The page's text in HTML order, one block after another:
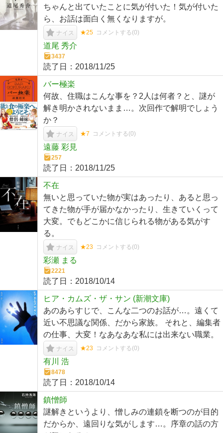
ちゃんと出ていたことに気が付いた！気が付いた
ら、お話は面白く無くなりますが。
ナイス ★25 コメントする(0)
道尾 秀介
3437
読了日： 2018/11/25
バー極楽
何故、住職はこんな事を？2人は何者？と、謎が
解き明かされないまま…。次回作で解明でしょう
か？
ナイス ★7 コメントする(0)
遠藤 彩見
257
読了日： 2018/11/25
不在
無いと思っていた物が実はあったり、あると思っ
てきた物が手が届かなかったり、生きていくって
大変。でもどこかに信じられる物がある気がす
る。
ナイス ★23 コメントする(0)
彩瀬 まる
2221
読了日： 2018/10/14
ヒア・カムズ・ザ・サン (新潮文庫)
あのあらすじで、こんな二つのお話が…。遠くて
近い不思議な関係、だから家族。 それと、編集者
の仕事、大変！なあなあな私には出来ない職業。
ナイス ★23 コメントする(0)
有川 浩
8478
読了日： 2018/10/14
鎮憎師
謎解きというより、憎しみの連鎖を断つのが目的
だからか、遠回りな気がします…。序章の話の方